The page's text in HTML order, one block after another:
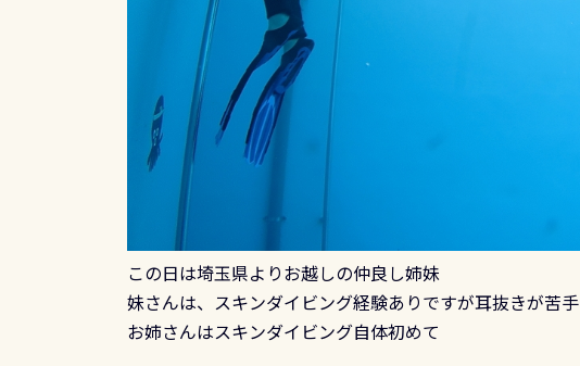
この日は埼玉県よりお越しの仲良し姉妹
妹さんは、スキンダイビング経験ありですが耳抜きが苦手
お姉さんはスキンダイビング自体初めて